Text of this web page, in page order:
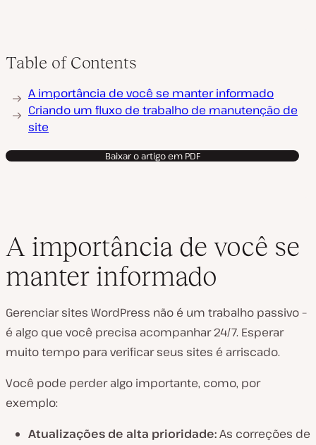
Table of Contents
A importância de você se manter informado
Criando um fluxo de trabalho de manutenção de
site
Baixar o artigo em PDF
A importância de você se
manter informado
Gerenciar sites WordPress não é um trabalho passivo –
é algo que você precisa acompanhar 24/7. Esperar
muito tempo para verificar seus sites é arriscado.
Você pode perder algo importante, como, por
exemplo:
Atualizações de alta prioridade:As correções de